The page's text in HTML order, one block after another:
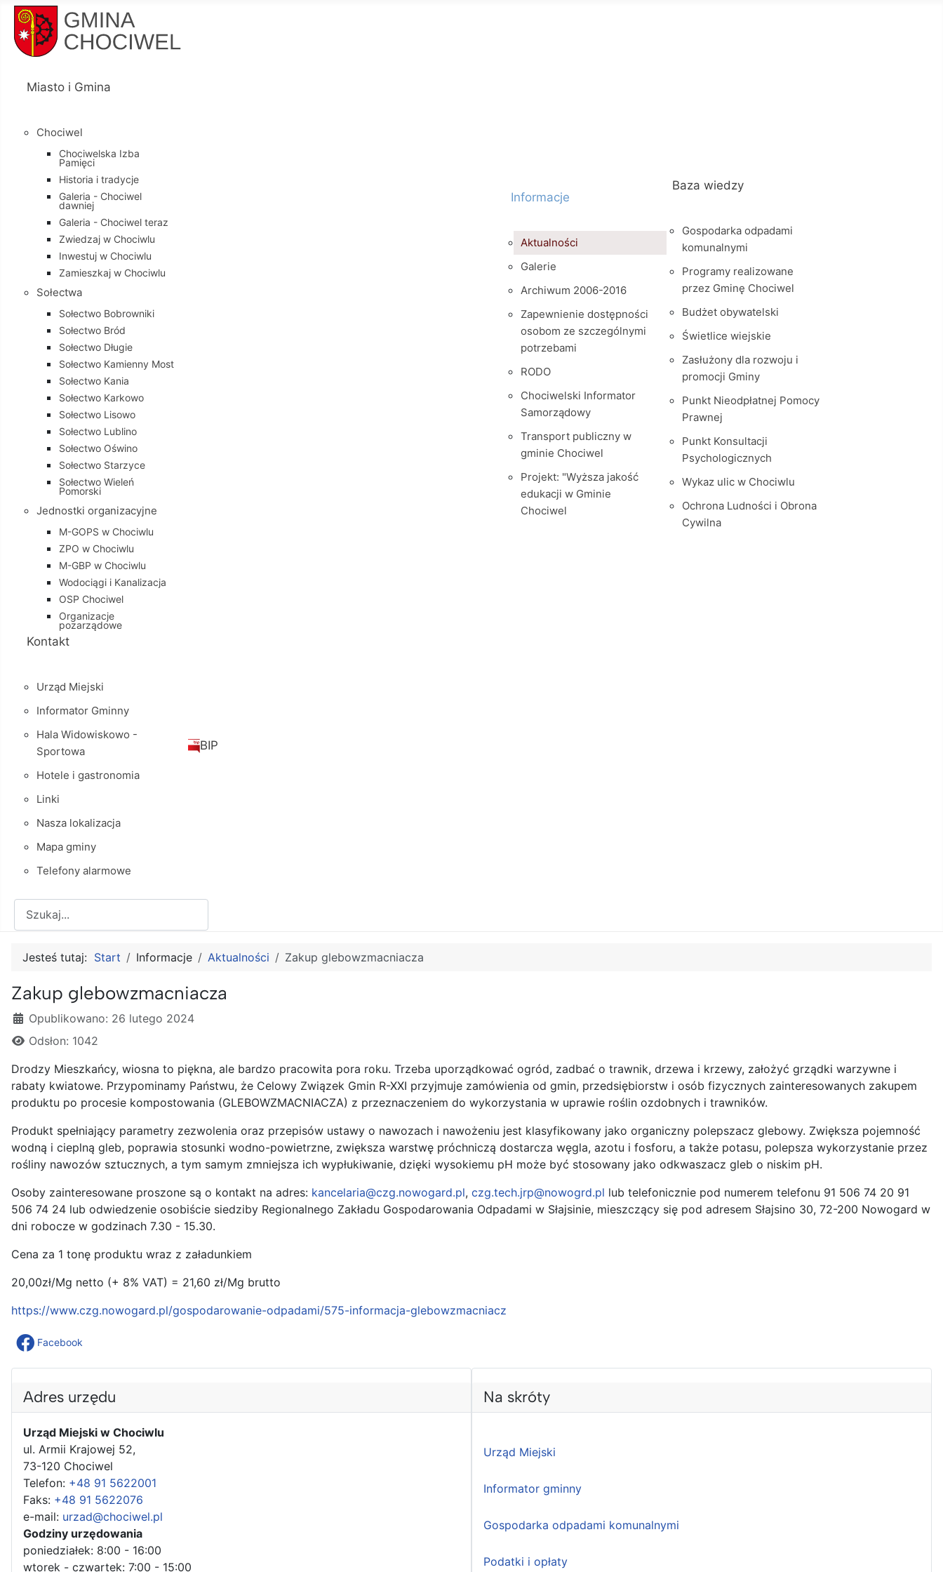
Miasto i Gmina
Chociwel
Chociwelska Izba
Pamięci
Historia i tradycje
Galeria - Chociwel
dawniej
Galeria - Chociwel teraz
Zwiedzaj w Chociwlu
Inwestuj w Chociwlu
Zamieszkaj w Chociwlu
Sołectwa
Sołectwo Bobrowniki
Sołectwo Bród
Sołectwo Długie
Sołectwo Kamienny Most
Sołectwo Kania
Sołectwo Karkowo
Sołectwo Lisowo
Sołectwo Lublino
Sołectwo Oświno
Sołectwo Starzyce
Sołectwo Wieleń
Pomorski
Jednostki organizacyjne
M-GOPS w Chociwlu
ZPO w Chociwlu
M-GBP w Chociwlu
Wodociągi i Kanalizacja
OSP Chociwel
Organizacje
pozarządowe
Informacje
Aktualności
Galerie
Archiwum 2006-2016
Zapewnienie dostępności
osobom ze szczególnymi
potrzebami
RODO
Chociwelski Informator
Samorządowy
Transport publiczny w
gminie Chociwel
Projekt: "Wyższa jakość
edukacji w Gminie
Chociwel
Baza wiedzy
Gospodarka odpadami
komunalnymi
Programy realizowane
przez Gminę Chociwel
Budżet obywatelski
Świetlice wiejskie
Zasłużony dla rozwoju i
promocji Gminy
Punkt Nieodpłatnej Pomocy
Prawnej
Punkt Konsultacji
Psychologicznych
Wykaz ulic w Chociwlu
Ochrona Ludności i Obrona
Cywilna
Kontakt
Urząd Miejski
Informator Gminny
Hala Widowiskowo -
Sportowa
Hotele i gastronomia
Linki
Nasza lokalizacja
Mapa gminy
Telefony alarmowe
BIP
Jesteś tutaj: Start Informacje Aktualności Zakup glebowzmacniacza
Zakup glebowzmacniacza
Szczegóły
Opublikowano: 26 lutego 2024
Odsłon: 1042
Drodzy Mieszkańcy, wiosna to piękna, ale bardzo pracowita pora roku. Trzeba uporządkować ogród, zadbać o trawnik, drzewa i krzewy, założyć grządki warzywne i
rabaty kwiatowe. Przypominamy Państwu, że Celowy Związek Gmin R-XXI przyjmuje zamówienia od gmin, przedsiębiorstw i osób fizycznych zainteresowanych zakupem
produktu po procesie kompostowania (GLEBOWZMACNIACZA) z przeznaczeniem do wykorzystania w uprawie roślin ozdobnych i trawników.
Produkt spełniający parametry zezwolenia oraz przepisów ustawy o nawozach i nawożeniu jest klasyfikowany jako organiczny polepszacz glebowy. Zwiększa pojemność
wodną i cieplną gleb, poprawia stosunki wodno-powietrzne, zwiększa warstwę próchniczą dostarcza węgla, azotu i fosforu, a także potasu, polepsza wykorzystanie przez
rośliny nawozów sztucznych, a tym samym zmniejsza ich wypłukiwanie, dzięki wysokiemu pH może być stosowany jako odkwaszacz gleb o niskim pH.
Osoby zainteresowane proszone są o kontakt na adres: kancelaria@czg.nowogard.pl, czg.tech.jrp@nowogrd.pl lub telefonicznie pod numerem telefonu 91 506 74 20 91
506 74 24 lub odwiedzenie osobiście siedziby Regionalnego Zakładu Gospodarowania Odpadami w Słajsinie, mieszczący się pod adresem Słajsino 30, 72-200 Nowogard w
dni robocze w godzinach 7.30 - 15.30.
Cena za 1 tonę produktu wraz z załadunkiem
20,00zł/Mg netto (+ 8% VAT) = 21,60 zł/Mg brutto
https://www.czg.nowogard.pl/gospodarowanie-odpadami/575-informacja-glebowzmacniacz
Facebook
Adres urzędu
Urząd Miejski w Chociwlu
ul. Armii Krajowej 52,
73-120 Chociwel
Telefon: +48 91 5622001
Faks: +48 91 5622076
e-mail: urzad@chociwel.pl
Godziny urzędowania
poniedziałek: 8:00 - 16:00
wtorek - czwartek: 7:00 - 15:00
Na skróty
Urząd Miejski
Informator gminny
Gospodarka odpadami komunalnymi
Podatki i opłaty